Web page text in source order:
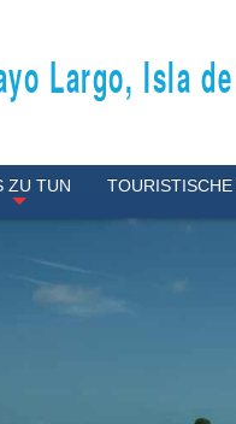
Largo, Isla
ZU TUN